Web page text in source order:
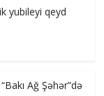
yubileyi qeyd
Ağ Şəhər”də